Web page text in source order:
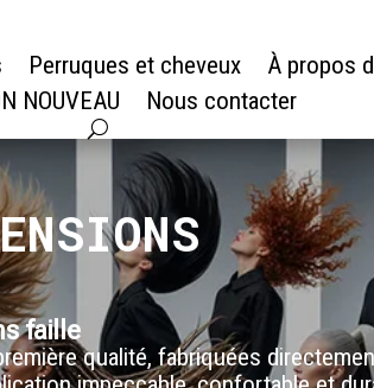
Perruques et cheveux À propos
NOUVEAU
Nous contacter
faille
qualité, fabriquées